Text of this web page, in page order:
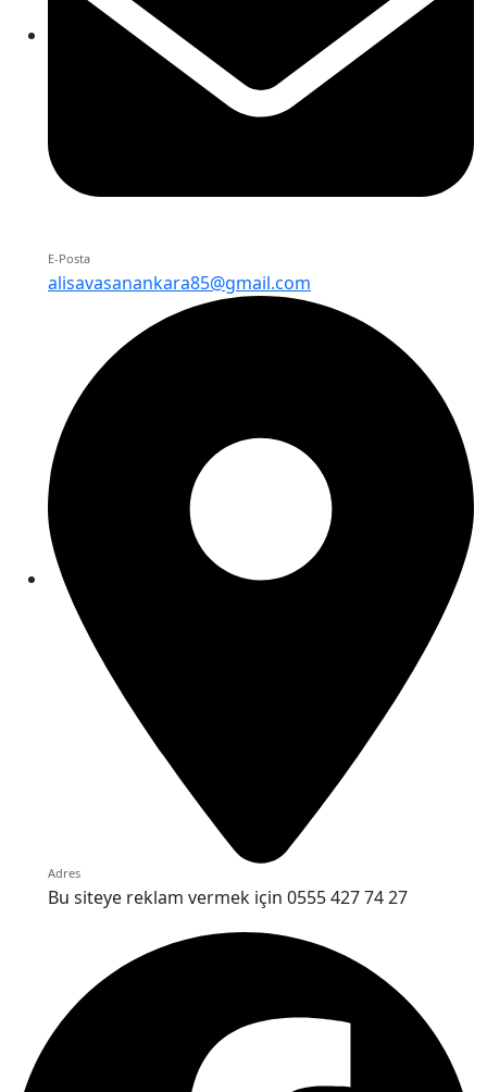
E-Posta
alisavasanankara85@gmail.com
Adres
Bu siteye reklam vermek için 0555 427 74 27